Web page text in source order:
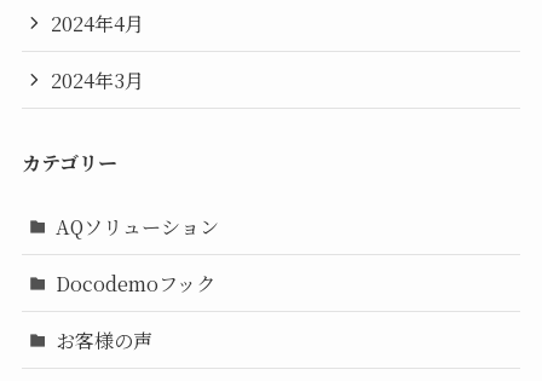
2024年4月
2024年3月
カテゴリー
AQソリューション
Docodemoフック
お客様の声